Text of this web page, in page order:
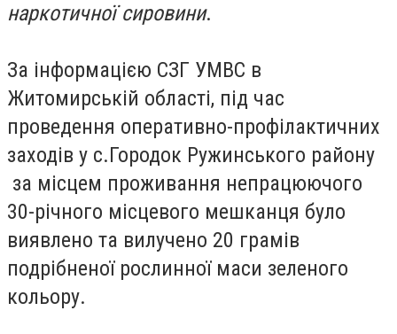
наркотичної сировини.
За інформацією СЗГ УМВС в
Житомирській області, під час
проведення оперативно-профілактичних
заходів у с.Городок Ружинського району
за місцем проживання непрацюючого
30-річного місцевого мешканця було
виявлено та вилучено 20 грамів
подрібненої рослинної маси зеленого
кольору.